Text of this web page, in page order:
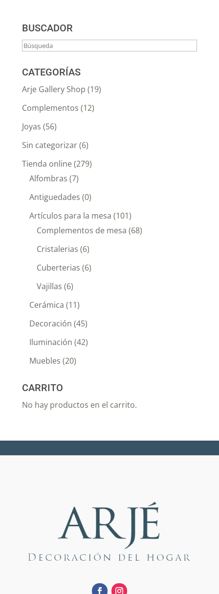
BUSCADOR
CATEGORÍAS
Arje Gallery Shop (19)
Complementos (12)
Joyas (56)
Sin categorizar(6)
Tienda online(279)
Alfombras (7)
Antiguedades (0)
Artículos para la mesa (101)
Complementos de mesa (68)
Cristalerias (6)
Cuberterias (6)
Vajillas (6)
Cerámica (11)
Decoración (45)
Iluminación (42)
Muebles (20)
CARRITO
No hay productos en el carrito.